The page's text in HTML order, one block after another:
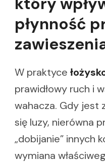
płynność
W praktyce
prawidłowy ruch i
wahacza. Gdy jest
się luzy, nierówna
„dobijanie” innych
wymiana